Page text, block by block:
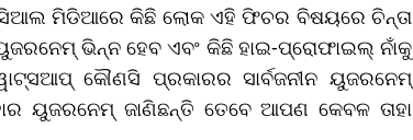
ମିଡିଆରେ କିଛି ଲୋକ ଏହି ଫିଚର ବିଷୟରେ ଚିନ୍ତା
ଭିନ୍ନ ହେବ ଏବଂ କିଛି ହାଇ-ପ୍ରୋଫାଇଲ୍ ନାଁକୁ
କୌଣସି ପ୍ରକାରର ସାର୍ବଜନୀନ ୟୁଜରନେମ୍
ୟୁଜରନେମ୍ ଜାଣିଛନ୍ତି ତେବେ ଆପଣ କେବଳ ତାହା